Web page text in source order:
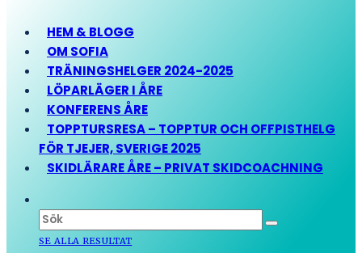
HEM & BLOGG
OM SOFIA
TRÄNINGSHELGER 2024-2025
LÖPARLÄGER I ÅRE
KONFERENS ÅRE
TOPPTURSRESA – TOPPTUR OCH OFFPISTHELG
FÖR TJEJER, SVERIGE 2025
SKIDLÄRARE ÅRE – PRIVAT SKIDCOACHNING
SE ALLA RESULTAT